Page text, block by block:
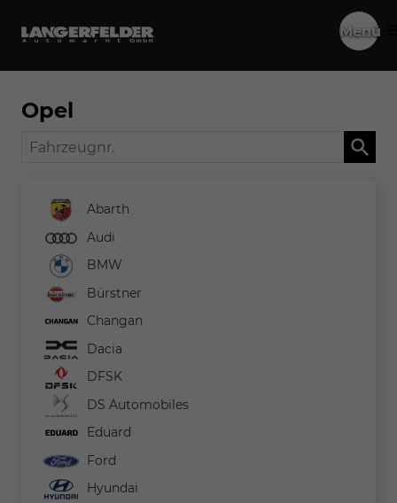
Menü
Opel
Fahrzeugnr.
Abarth
Audi
BMW
Bürstner
Changan
Dacia
DFSK
DS Automobiles
Eduard
Ford
Hyundai